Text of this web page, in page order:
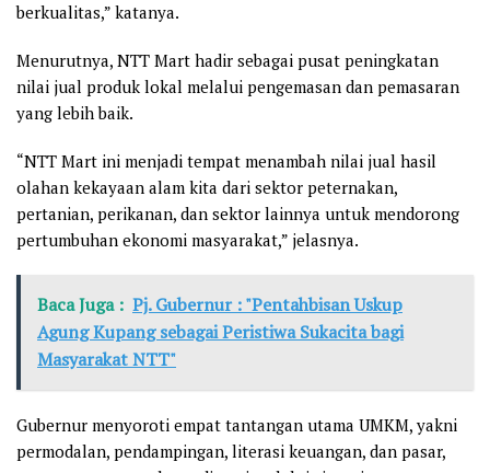
berkualitas,” katanya.
Menurutnya, NTT Mart hadir sebagai pusat peningkatan
nilai jual produk lokal melalui pengemasan dan pemasaran
yang lebih baik.
“NTT Mart ini menjadi tempat menambah nilai jual hasil
olahan kekayaan alam kita dari sektor peternakan,
pertanian, perikanan, dan sektor lainnya untuk mendorong
pertumbuhan ekonomi masyarakat,” jelasnya.
Baca Juga : Pj. Gubernur : "Pentahbisan Uskup
Agung Kupang sebagai Peristiwa Sukacita bagi
Masyarakat NTT"
Gubernur menyoroti empat tantangan utama UMKM, yakni
permodalan, pendampingan, literasi keuangan, dan pasar,